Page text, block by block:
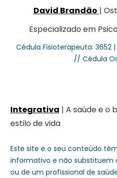
David Brandão |
Especializado em
Cédula Fisioterapeuta: 3652
// Cédula
Integrativa | A saúde e o
estilo de vida
Este site e o seu conteúdo
informativo e não
ou de um profissional de